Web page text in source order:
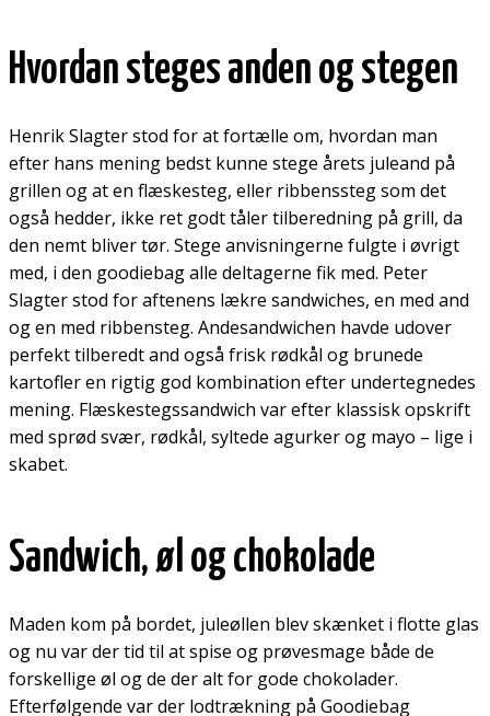
Hvordan steges anden og stegen
Henrik Slagter stod for at fortælle om, hvordan man
efter hans mening bedst kunne stege årets juleand på
grillen og at en flæskesteg, eller ribbenssteg som det
også hedder, ikke ret godt tåler tilberedning på grill, da
den nemt bliver tør. Stege anvisningerne fulgte i øvrigt
med, i den goodiebag alle deltagerne fik med. Peter
Slagter stod for aftenens lækre sandwiches, en med and
og en med ribbensteg. Andesandwichen havde udover
perfekt tilberedt and også frisk rødkål og brunede
kartofler en rigtig god kombination efter undertegnedes
mening. Flæskestegssandwich var efter klassisk opskrift
med sprød svær, rødkål, syltede agurker og mayo – lige i
skabet.
Sandwich, øl og chokolade
Maden kom på bordet, juleøllen blev skænket i flotte glas
og nu var der tid til at spise og prøvesmage både de
forskellige øl og de der alt for gode chokolader.
Efterfølgende var der lodtrækning på Goodiebag